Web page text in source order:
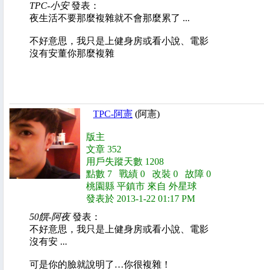
TPC-小安發表：
夜生活不要那麼複雜就不會那麼累了 ...
不好意思，我只是上健身房或看小說、電影
沒有安董你那麼複雜
TPC-阿憲 (阿憲)
版主
文章 352
用戶失蹤天數 1208
點數 7 戰績 0 改裝 0 故障 0
桃園縣 平鎮市 來自 外星球
發表於 2013-1-22 01:17 PM
50饌-阿夜發表：
不好意思，我只是上健身房或看小說、電影
沒有安 ...
可是你的臉就說明了…你很複雜！